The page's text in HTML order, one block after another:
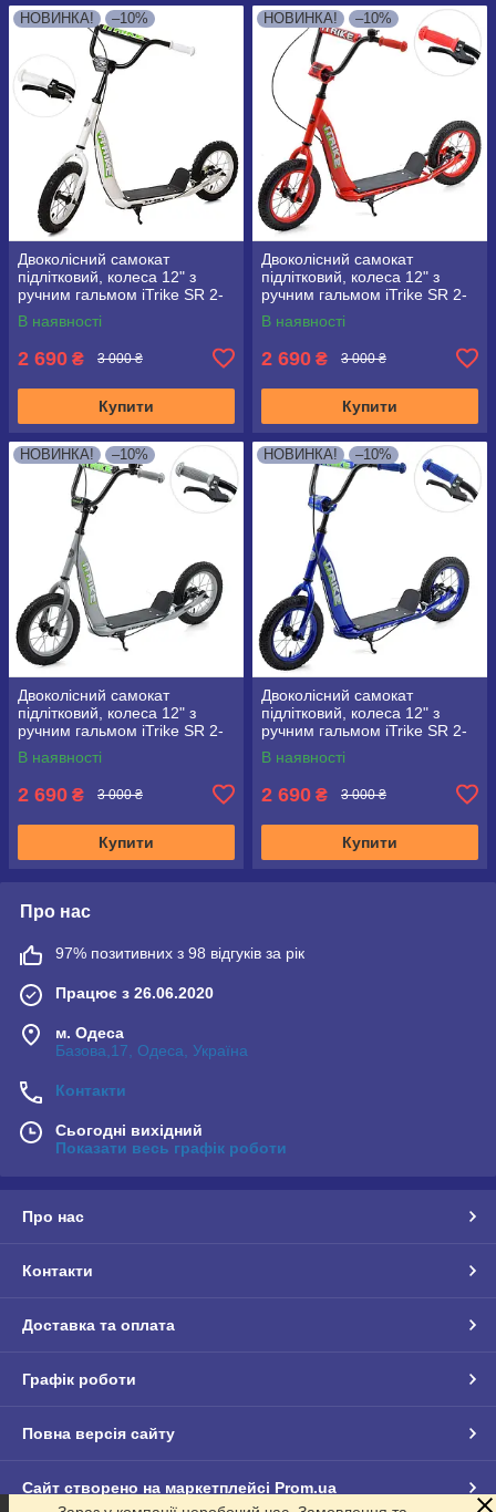
НОВИНКА! –10%
Двоколісний самокат
підлітковий, колеса 12" з
ручним гальмом iTrike SR 2-
043-1 білий
В наявності
2 690 ₴ 3 000 ₴
Купити
НОВИНКА! –10%
Двоколісний самокат
підлітковий, колеса 12" з
ручним гальмом iTrike SR 2-
043-1 червоний
В наявності
2 690 ₴ 3 000 ₴
Купити
НОВИНКА! –10%
Двоколісний самокат
підлітковий, колеса 12" з
ручним гальмом iTrike SR 2-
043-1 сталевий
В наявності
2 690 ₴ 3 000 ₴
Купити
НОВИНКА! –10%
Двоколісний самокат
підлітковий, колеса 12" з
ручним гальмом iTrike SR 2-
043-1 синій
В наявності
2 690 ₴ 3 000 ₴
Купити
Про нас
97% позитивних з 98 відгуків за рік
Працює з 26.06.2020
м. Одеса
Базова,17, Одеса, Україна
Контакти
Сьогодні вихідний
Показати весь графік роботи
Про нас
Контакти
Доставка та оплата
Графік роботи
Повна версія сайту
Сайт створено на маркетплейсі Prom.ua